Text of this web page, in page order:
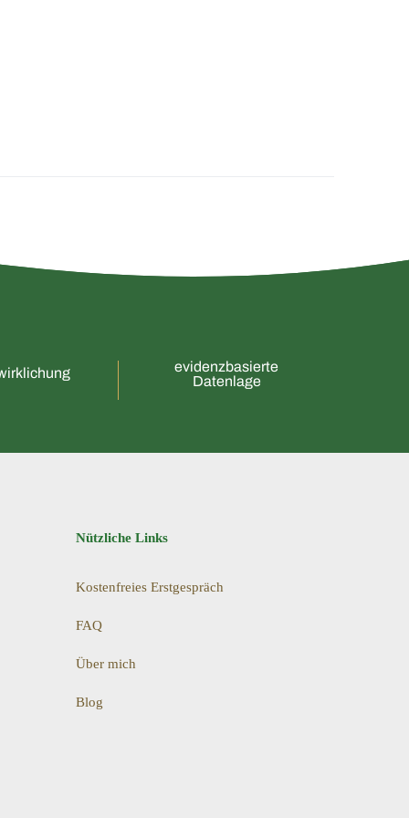
evidenzbasierte
Datenlage
Nützliche Links
Kostenfreies Erstgespräch
FAQ
Über mich
Blog